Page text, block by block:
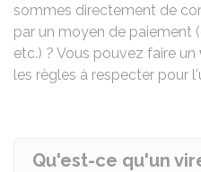
sommes directement de
par un moyen de paiement
etc.) ? Vous pouvez faire un
les règles à respecter pour
Qu'est-ce qu'un